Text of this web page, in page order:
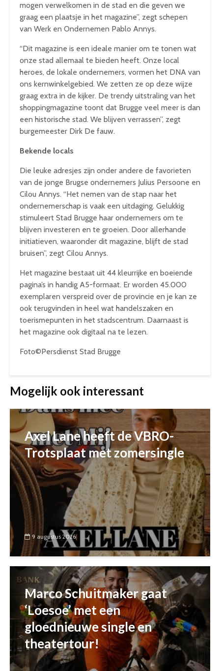
mogen verwelkomen in de stad en die geven we
graag een plaatsje in het magazine”, zegt schepen
van Werk en Ondernemen Pablo Annys.
“Dit magazine is een ideale manier om te tonen wat
onze stad allemaal te bieden heeft. Onze local
heroes, de lokale ondernemers, vormen het DNA van
ons kernwinkelgebied. We zetten ze op deze wijze
graag extra in de kijker. De trendy uitstraling van het
shoppingmagazine toont dat Brugge veel meer is dan
een historische stad. We blijven verrassen”, zegt
burgemeester Dirk De fauw.
Bekende locals
Die leuke adresjes zijn onder andere de favorieten
van de jonge Brugse ondernemers Julius Persoone en
Cilou Annys. “Het nemen van de stap naar het
ondernemerschap is vaak een uitdaging. Gelukkig
stimuleert Stad Brugge haar ondernemers om te
blijven investeren en te groeien. Door allerhande
initiatieven, waaronder dit magazine, blijft de stad
bruisen”, zegt Cilou Annys.
Het magazine bestaat uit 44 kleurrijke en boeiende
pagina’s in handig A5-formaat. Er worden 45.000
exemplaren verspreid over de provincie en je kan ze
ook terugvinden in heel wat handelszaken en
toerismepunten in het stadscentrum. Daarnaast is
het magazine ook digitaal na te lezen.
Foto©Persdienst Stad Brugge
Mogelijk ook interessant
Axel Lane heeft de VBRO-
Trotsplaat met zomersingle
9 augustus 2026
Marco Schuitmaker gaat
‘Loesoe’ met een
gloednieuwe single en
theatertour!